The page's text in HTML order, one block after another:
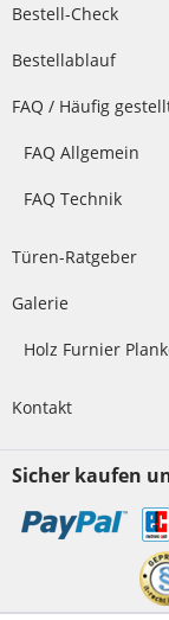
Bestell-Check
Bestellablauf
FAQ / Häufig
FAQ Allgemein
FAQ Technik
Türen-Ratgeber
Galerie
Holz Furnier
Kontakt
Sicher kaufen